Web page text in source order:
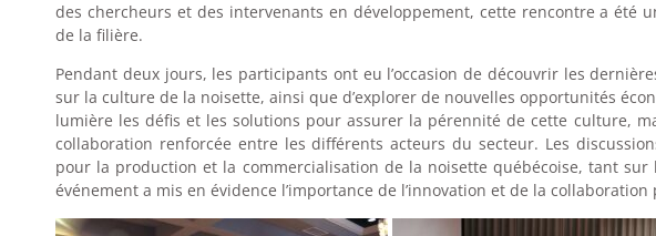
des chercheurs et des intervenants en développement, cette rencontre a été
de la filière.
Pendant deux jours, les participants ont eu l’occasion de découvrir les
sur la culture de la noisette, ainsi que d’explorer de nouvelles opportunités
lumière les défis et les solutions pour assurer la pérennité de cette culture,
collaboration renforcée entre les différents acteurs du secteur. Les
pour la production et la commercialisation de la noisette québécoise, tant
événement a mis en évidence l’importance de l’innovation et de la